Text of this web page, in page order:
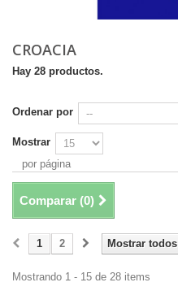
CROACIA
Hay 28 productos.
Ordenar por
Mostrar
por página
Comparar (0)
Mostrar todos
1 2
Mostrando 1 - 15 de 28 items